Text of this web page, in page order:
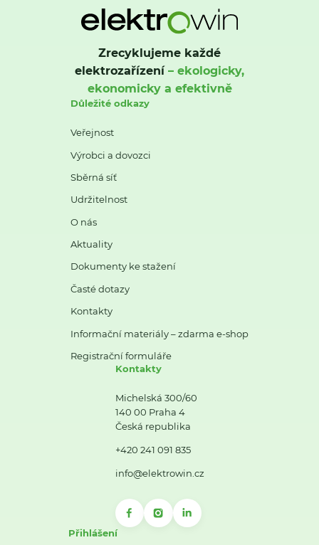
Zrecyklujeme každé
elektrozařízení– ekologicky,
ekonomicky a efektivně
Důležité odkazy
Veřejnost
Výrobci a dovozci
Sběrná síť
Udržitelnost
O nás
Aktuality
Dokumenty ke stažení
Časté dotazy
Kontakty
Informační materiály – zdarma e-shop
Registrační formuláře
Kontakty
Michelská 300/60
140 00 Praha 4
Česká republika
+420 241 091 835
info@elektrowin.cz
Přihlášení